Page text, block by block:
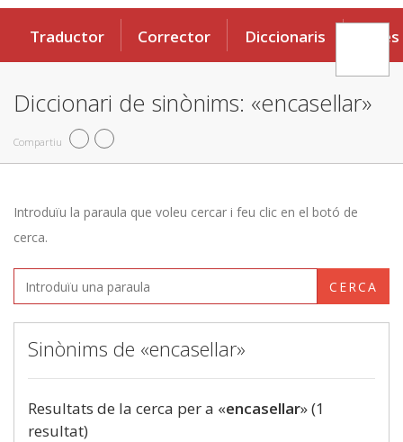
Traductor Corrector Diccionaris Eines
Diccionari de sinònims: «encasellar»
Compartiu
Introduïu la paraula que voleu cercar i feu clic en el botó de
cerca.
CERCA
Sinònims de «encasellar»
Resultats de la cerca per a «encasellar» (1
resultat)